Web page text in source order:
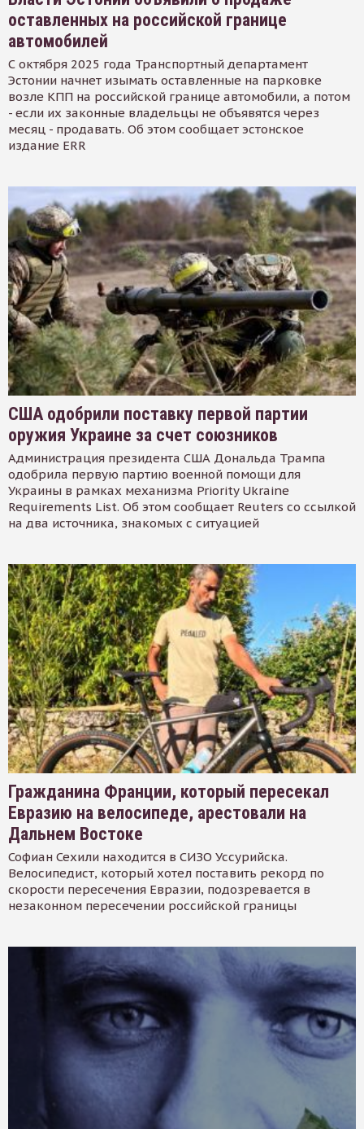
оставленных на российской границе
автомобилей
С октября 2025 года Транспортный департамент
Эстонии начнет изымать оставленные на парковке
возле КПП на российской границе автомобили, а потом
- если их законные владельцы не объявятся через
месяц - продавать. Об этом сообщает эстонское
издание ERR
США одобрили поставку первой партии
оружия Украине за счет союзников
Администрация президента США Дональда Трампа
одобрила первую партию военной помощи для
Украины в рамках механизма Priority Ukraine
Requirements List. Об этом сообщает Reuters со ссылкой
на два источника, знакомых с ситуацией
Гражданина Франции, который пересекал
Евразию на велосипеде, арестовали на
Дальнем Востоке
Софиан Сехили находится в СИЗО Уссурийска.
Велосипедист, который хотел поставить рекорд по
скорости пересечения Евразии, подозревается в
незаконном пересечении российской границы